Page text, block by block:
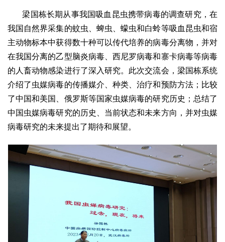
梁国栋长期从事我国吸血昆虫携带病毒的调查研究，在
我国自然界采集的蚊虫、蜱虫、蠓虫和白蛉等吸血昆虫和宿
主动物标本中获得数十种可以传代培养的病毒分离物，并对
在我国分离的乙型脑炎病毒、西尼罗病毒和寨卡病毒等病毒
的人畜动物感染进行了深入研究。此次交流会，梁国栋系统
介绍了虫媒病毒的传播媒介、种类、治疗和预防方法；比较
了中国和美国、俄罗斯等国家虫媒病毒的研究历史；总结了
中国虫媒病毒研究的历史、当前状态和未来方向，并对虫媒
病毒研究的未来提出了期待和展望。